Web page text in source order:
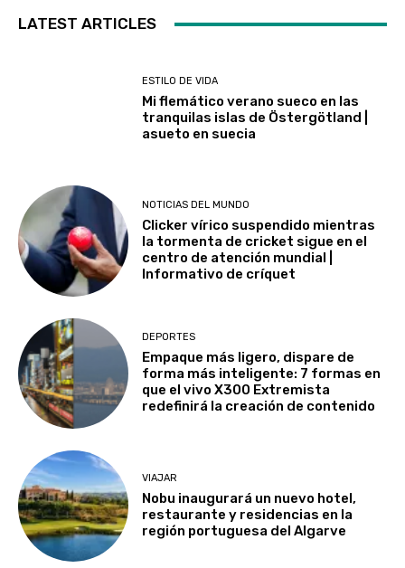
LATEST ARTICLES
ESTILO DE VIDA
Mi flemático verano sueco en las
tranquilas islas de Östergötland |
asueto en suecia
NOTICIAS DEL MUNDO
Clicker vírico suspendido mientras
la tormenta de cricket sigue en el
centro de atención mundial |
Informativo de críquet
DEPORTES
Empaque más ligero, dispare de
forma más inteligente: 7 formas en
que el vivo X300 Extremista
redefinirá la creación de contenido
VIAJAR
Nobu inaugurará un nuevo hotel,
restaurante y residencias en la
región portuguesa del Algarve